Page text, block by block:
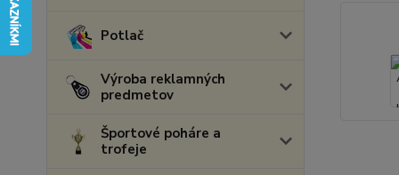
Potlač
Výroba reklamných
predmetov
Športové poháre a
trofeje